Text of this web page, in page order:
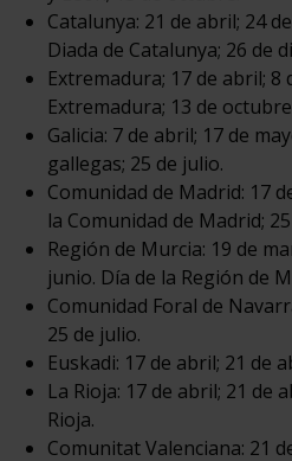
Catalunya: 21 de abril; 24
Diada de Catalunya; 26 de
Extremadura; 17 de abril; 8
Extremadura; 13 de
Galicia: 7 de abril; 17 de
gallegas; 25 de julio.
Comunidad de Madrid: 17
la Comunidad de Madrid;
Región de Murcia: 19 de
junio. Día de la Región de
Comunidad Foral de
25 de julio.
Euskadi: 17 de abril; 21 de
La Rioja: 17 de abril; 21 de
Rioja.
Comunitat Valenciana: 21